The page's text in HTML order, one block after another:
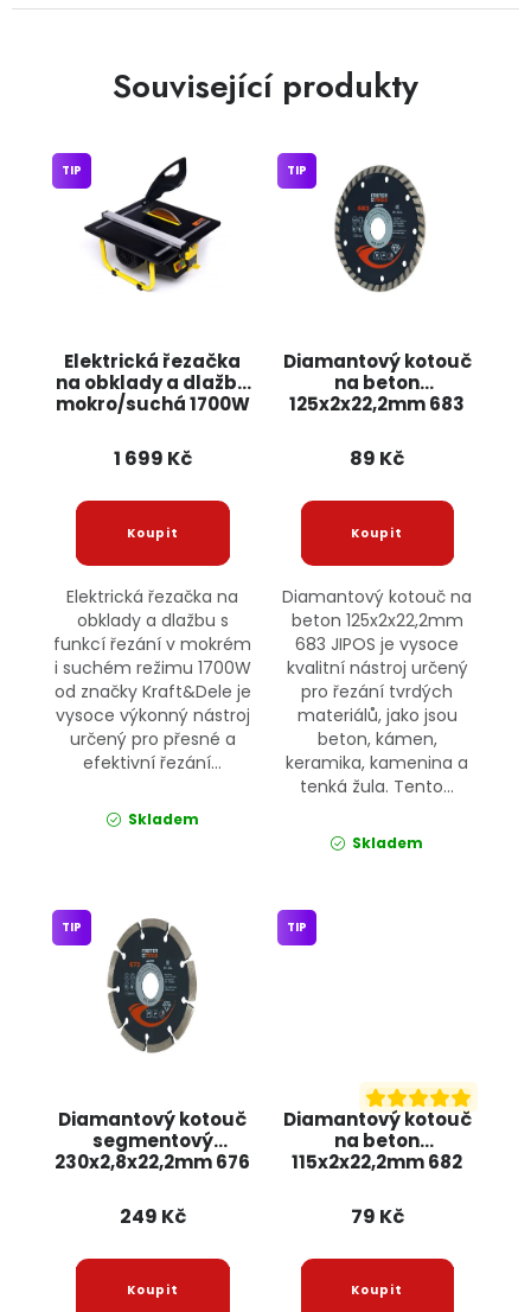
Související produkty
Elektrická řezačka
na obklady a dlažbu
mokro/suchá 1700W
TIP
1 699 Kč
Elektrická řezačka na
obklady a dlažbu s
funkcí řezání v mokrém
i suchém režimu 1700W
od značky Kraft&Dele je
vysoce výkonný nástroj
určený pro přesné a
efektivní řezání...
Skladem
Diamantový kotouč
na beton
125x2x22,2mm 683
TIP
89 Kč
Diamantový kotouč na
beton 125x2x22,2mm
683 JIPOS je vysoce
kvalitní nástroj určený
pro řezání tvrdých
materiálů, jako jsou
beton, kámen,
keramika, kamenina a
tenká žula. Tento...
Skladem
Diamantový kotouč
segmentový
230x2,8x22,2mm 676
TIP
249 Kč
Diamantový kotouč
na beton
115x2x22,2mm 682
TIP
79 Kč